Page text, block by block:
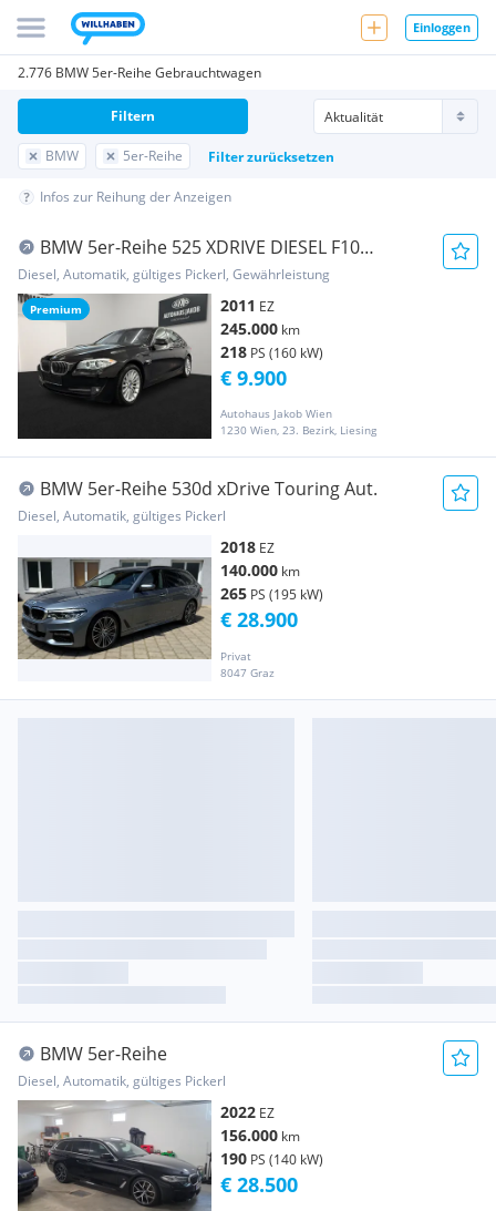
Einloggen
2.776 BMW 5er-Reihe Gebrauchtwagen
BMW 5er-Reihe Filter zurücksetzen
Filtern
Infos zur Reihung der Anzeigen
Premium
BMW 5er-Reihe 525 XDRIVE DIESEL F10
****AUTOMATIK-TEMPOMAT-KA...
Diesel, Automatik, gültiges Pickerl, Gewährleistung
2011 EZ
245.000 km
218 PS (160 kW)
Autohaus Jakob Wien
1230 Wien, 23. Bezirk, Liesing
€ 9.900
BMW 5er-Reihe 530d xDrive Touring Aut.
Diesel, Automatik, gültiges Pickerl
2018 EZ
140.000 km
265 PS (195 kW)
Privat
8047 Graz
€ 28.900
BMW 5er-Reihe
Diesel, Automatik, gültiges Pickerl
2022 EZ
156.000 km
190 PS (140 kW)
€ 28.500